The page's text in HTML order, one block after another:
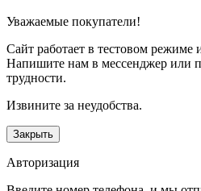
Уважаемые покупатели!
Сайт работает в тестовом режиме
Напишите нам в мессенджер или
трудности.
Извините за неудобства.
Закрыть
Авторизация